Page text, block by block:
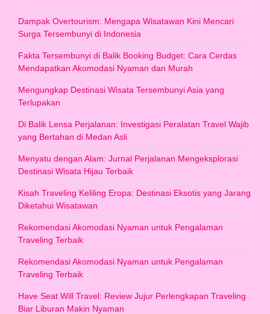
Dampak Overtourism: Mengapa Wisatawan Kini Mencari
Surga Tersembunyi di Indonesia
Fakta Tersembunyi di Balik Booking Budget: Cara Cerdas
Mendapatkan Akomodasi Nyaman dan Murah
Mengungkap Destinasi Wisata Tersembunyi Asia yang
Terlupakan
Di Balik Lensa Perjalanan: Investigasi Peralatan Travel Wajib
yang Bertahan di Medan Asli
Menyatu dengan Alam: Jurnal Perjalanan Mengeksplorasi
Destinasi Wisata Hijau Terbaik
Kisah Traveling Keliling Eropa: Destinasi Eksotis yang Jarang
Diketahui Wisatawan
Rekomendasi Akomodasi Nyaman untuk Pengalaman
Traveling Terbaik
Rekomendasi Akomodasi Nyaman untuk Pengalaman
Traveling Terbaik
Have Seat Will Travel: Review Jujur Perlengkapan Traveling
Biar Liburan Makin Nyaman